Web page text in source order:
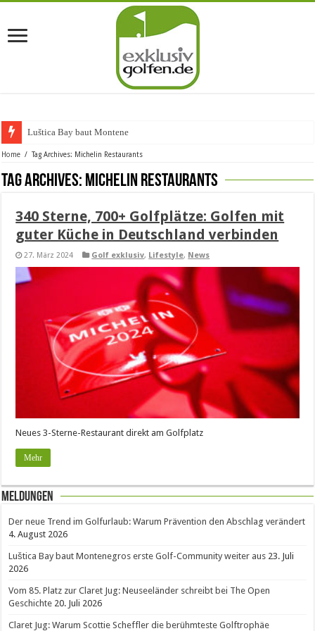
Luštica Bay baut Montenegros
Home / Tag Archives: Michelin Restaurants
Tag Archives: Michelin Restaurants
340 Sterne, 700+ Golfplätze: Golfen mit
guter Küche in Deutschland verbinden
27. März 2024 Golf exklusiv, Lifestyle, News
Neues 3-Sterne-Restaurant direkt am Golfplatz
Mehr
Meldungen
Der neue Trend im Golfurlaub: Warum Prävention den Abschlag verändert
4. August 2026
Luštica Bay baut Montenegros erste Golf-Community weiter aus 23. Juli
2026
Vom 85. Platz zur Claret Jug: Neuseeländer schreibt bei The Open
Geschichte 20. Juli 2026
Claret Jug: Warum Scottie Scheffler die berühmteste Golftrophäe